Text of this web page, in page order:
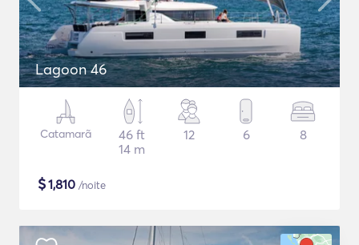
Lagoon 46
Catamarã
46 ft
14 m
12 6 8
$1,810 /noite